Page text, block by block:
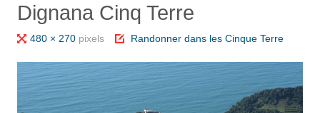
N I
T
E
Dignana Cinq Terre
Full480 × 270 pixels Randonner dans les Cinque Terre